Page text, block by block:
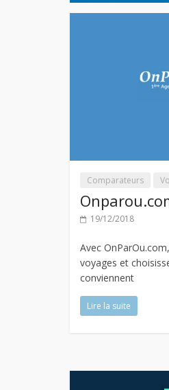
Comparateurs
19/12/2018
Avec
voyages et
conviennent
Lire la suite